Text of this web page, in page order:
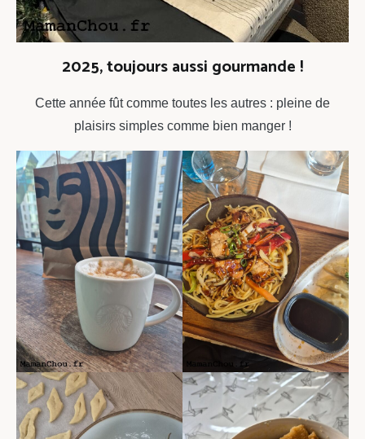
2025, toujours aussi gourmande !
Cette année fût comme toutes les autres : pleine de
plaisirs simples comme bien manger !